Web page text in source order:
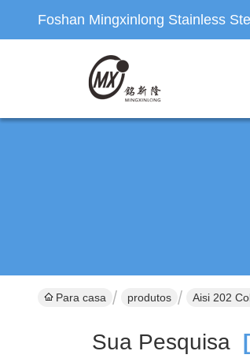
Foshan Mingxinlong Stainless
Para casa produtos Aisi 202
Sua Pesquisa